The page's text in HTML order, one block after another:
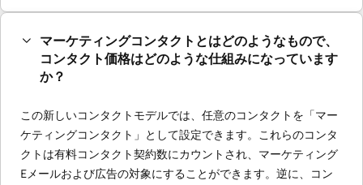
マーケティングコンタクトとはどのようなもので、
コンタクト価格はどのような仕組みになっています
か？
この新しいコンタクトモデルでは、任意のコンタクトを「マー
ケティングコンタクト」として設定できます。これらのコンタ
クトは有料コンタクト契約数にカウントされ、マーケティング
Eメールおよび広告の対象にすることができます。逆に、コン